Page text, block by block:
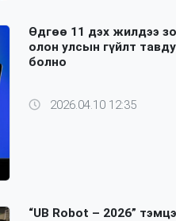
Өдгөө 11 дэх жилдээ
олон улсын гүйлт
болно
2026.04.10 12:35
“UB Robot – 2026”